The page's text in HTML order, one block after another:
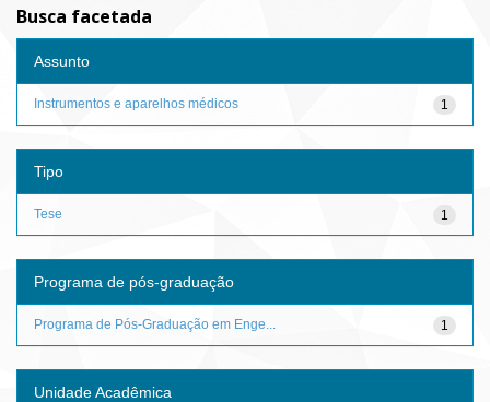
Busca facetada
Assunto
1
Instrumentos e aparelhos médicos
Tipo
1
Tese
Programa de pós-graduação
1
Programa de Pós-Graduação em Enge...
Unidade Acadêmica